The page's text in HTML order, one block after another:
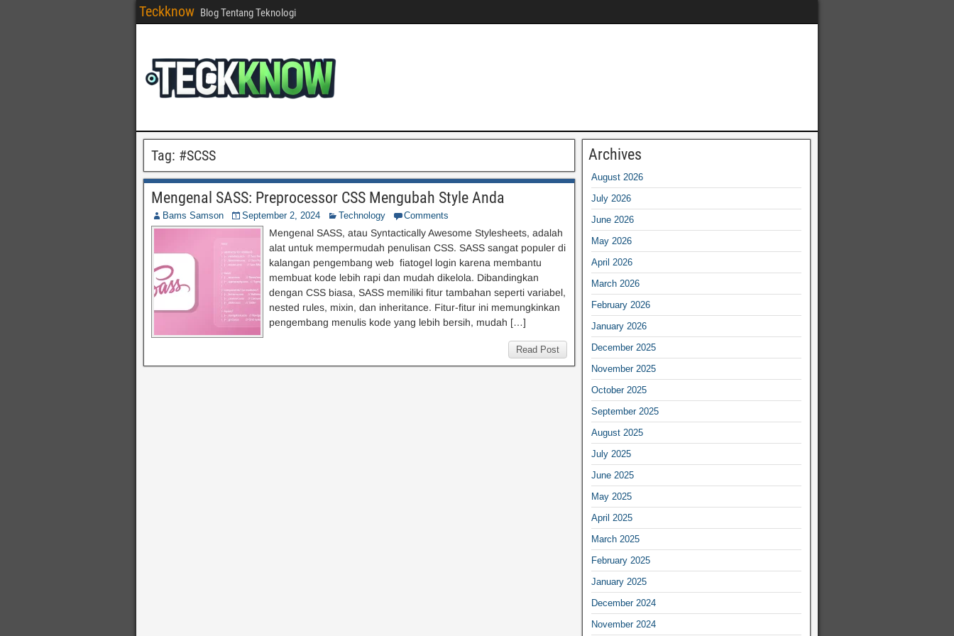
Teckknow Blog Tentang Teknologi
Tag: #SCSS
Mengenal SASS: Preprocessor CSS Mengubah Style Anda
Bams Samson September 2, 2024 Technology Comments
Mengenal SASS, atau Syntactically Awesome Stylesheets, adalah
alat untuk mempermudah penulisan CSS. SASS sangat populer di
kalangan pengembang web fiatogel login karena membantu
membuat kode lebih rapi dan mudah dikelola. Dibandingkan
dengan CSS biasa, SASS memiliki fitur tambahan seperti variabel,
nested rules, mixin, dan inheritance. Fitur-fitur ini memungkinkan
pengembang menulis kode yang lebih bersih, mudah […]
Read Post
Archives
August 2026
July 2026
June 2026
May 2026
April 2026
March 2026
February 2026
January 2026
December 2025
November 2025
October 2025
September 2025
August 2025
July 2025
June 2025
May 2025
April 2025
March 2025
February 2025
January 2025
December 2024
November 2024